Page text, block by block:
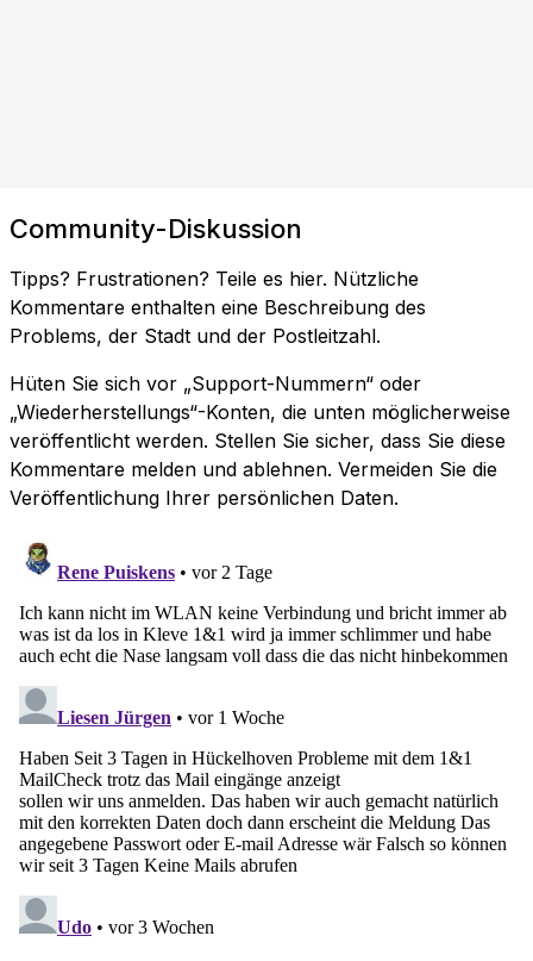
Community-Diskussion
Tipps? Frustrationen? Teile es hier. Nützliche
Kommentare enthalten eine Beschreibung des
Problems, der Stadt und der Postleitzahl.
Hüten Sie sich vor „Support-Nummern“ oder
„Wiederherstellungs“-Konten, die unten möglicherweise
veröffentlicht werden. Stellen Sie sicher, dass Sie diese
Kommentare melden und ablehnen. Vermeiden Sie die
Veröffentlichung Ihrer persönlichen Daten.